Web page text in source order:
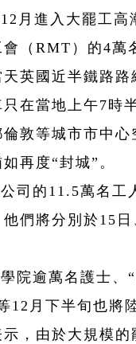
月進入大罷工高
（RMT）的4萬
英國近半鐵路路
在當地上午7時
敦等城市市中心
再度“封城”。
司的11.5萬名工
們將分別於15
院逾萬名護士、
12月下半旬也將
，由於大規模的